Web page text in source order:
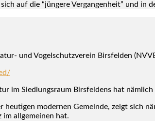
auf die “jün­ge­re Ver­gan­gen­heit” und
und Vogel­schutz­ver­ein Birs­fel­den
im Sied­lungs­raum Birs­fel­dens hat
heu­ti­gen moder­nen Gemein­de, zeigt sich
all­ge­mei­nen hat.